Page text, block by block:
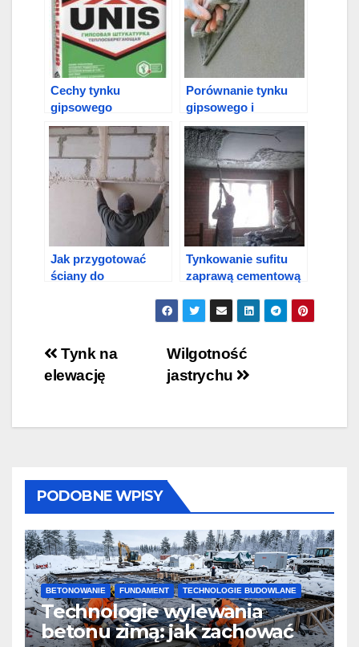
Cechy tynku
gipsowego
Porównanie tynku
gipsowego i
mieszanki
cementowej
Jak przygotować
ściany do
Tynkowanie sufitu
zaprawą cementową
Nawigacja
wpisu
Wilgotność
jastrychu
Tynk na
elewację
PODOBNE WPISY
BETONOWANIE FUNDAMENT TECHNOLOGIE BUDOWLANE
Technologie wylewania
betonu zimą: jak zachować